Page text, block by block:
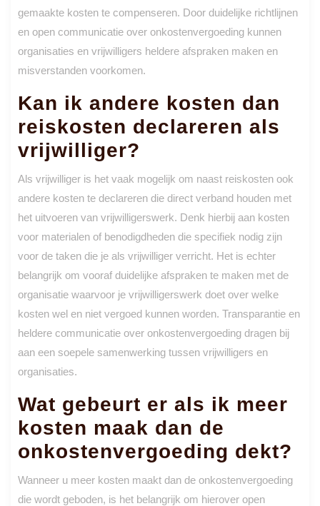
gemaakte kosten te compenseren. Door duidelijke richtlijnen
en open communicatie over onkostenvergoeding kunnen
organisaties en vrijwilligers heldere afspraken maken en
misverstanden voorkomen.
Kan ik andere kosten dan
reiskosten declareren als
vrijwilliger?
Als vrijwilliger is het vaak mogelijk om naast reiskosten ook
andere kosten te declareren die direct verband houden met
het uitvoeren van vrijwilligerswerk. Denk hierbij aan kosten
voor materialen of benodigdheden die specifiek nodig zijn
voor de taken die je als vrijwilliger verricht. Het is echter
belangrijk om vooraf duidelijke afspraken te maken met de
organisatie waarvoor je vrijwilligerswerk doet over welke
kosten wel en niet vergoed kunnen worden. Transparantie en
heldere communicatie over onkostenvergoeding dragen bij
aan een soepele samenwerking tussen vrijwilligers en
organisaties.
Wat gebeurt er als ik meer
kosten maak dan de
onkostenvergoeding dekt?
Wanneer u meer kosten maakt dan de onkostenvergoeding
die wordt geboden, is het belangrijk om hierover open